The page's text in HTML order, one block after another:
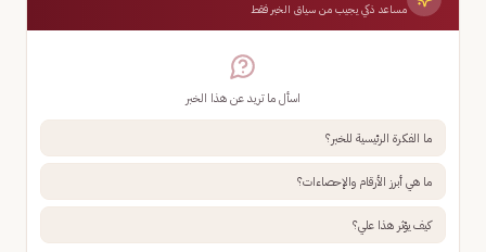
مساعد ذكي يجيب من سياق الخبر فقط
اسأل ما تريد عن هذا الخبر
ما الفكرة الرئيسية للخبر؟
ما هي أبرز الأرقام والإحصاءات؟
كيف يؤثر هذا علي؟